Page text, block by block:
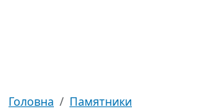
Головна
Памятники